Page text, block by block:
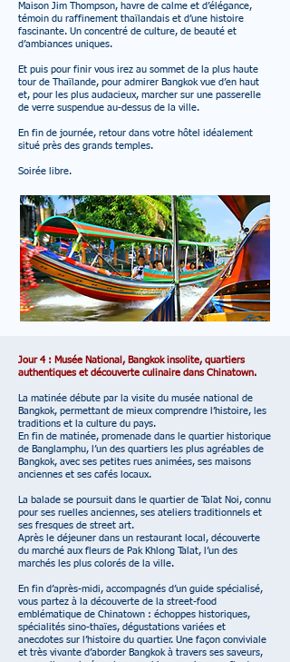
Maison Jim Thompson, havre de calme et d’élégance,
témoin du raffinement thaïlandais et d’une histoire
fascinante. Un concentré de culture, de beauté et
d’ambiances uniques.
Et puis pour finir vous irez au sommet de la plus haute
tour de Thaïlande, pour admirer Bangkok vue d’en haut
et, pour les plus audacieux, marcher sur une passerelle
de verre suspendue au-dessus de la ville.
En fin de journée, retour dans votre hôtel idéalement
situé près des grands temples.
S​oirée libre.
Jour 4 : Musée National, Bangkok insolite, quartiers
authentiques et découverte culinaire dans Chinatown.
La matinée débute par la visite du musée national de
Bangkok, permettant de mieux comprendre l’histoire, les
traditions et la culture du pays.
En fin de matinée, promenade dans le quartier historique
de Banglamphu, l’un des quartiers les plus agréables de
Bangkok, avec ses petites rues animées, ses maisons
anciennes et ses cafés locaux.
La balade se poursuit dans le quartier de Talat Noi, connu
pour ses ruelles anciennes, ses ateliers traditionnels et
ses fresques de street art.
Après le déjeuner dans un restaurant local, découverte
du marché aux fleurs de Pak Khlong Talat, l’un des
marchés les plus colorés de la ville.
En fin d’après-midi, accompagnés d’un guide spécialisé,
vous partez à la découverte de la street-food
emblématique de Chinatown : échoppes historiques,
spécialités sino-thaïes, dégustations variées et
anecdotes sur l’histoire du quartier. Une façon conviviale
et très vivante d’aborder Bangkok à travers ses saveurs,